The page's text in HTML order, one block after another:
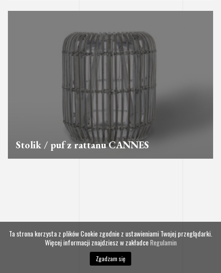
Stolik / puf z rattanu CANNES
Ta strona korzysta z plików Cookie zgodnie z ustawieniami Twojej przeglądarki.
Więcej informacji znajdziesz w zakładceRegulamin
Zgadzam się